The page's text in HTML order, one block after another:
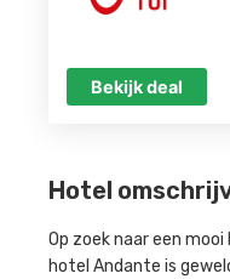
Hotel
Op zoek naar een
hotel Andante is
Bekijk deal